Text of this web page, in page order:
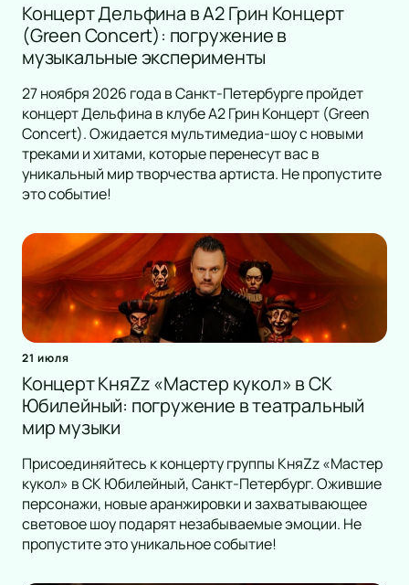
Концерт Дельфина в А2 Грин Концерт
(Green Concert): погружение в
музыкальные эксперименты
27 ноября 2026 года в Санкт-Петербурге пройдет
концерт Дельфина в клубе А2 Грин Концерт (Green
Concert). Ожидается мультимедиа-шоу с новыми
треками и хитами, которые перенесут вас в
уникальный мир творчества артиста. Не пропустите
это событие!
21 июля
Концерт КняZz «Мастер кукол» в СК
Юбилейный: погружение в театральный
мир музыки
Присоединяйтесь к концерту группы КняZz «Мастер
кукол» в СК Юбилейный, Санкт-Петербург. Ожившие
персонажи, новые аранжировки и захватывающее
световое шоу подарят незабываемые эмоции. Не
пропустите это уникальное событие!